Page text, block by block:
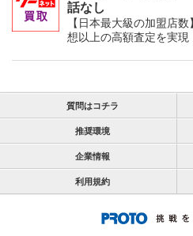
話なし
【日本最大級の加盟店
想以上の高額査定を実現
質問はコチラ
推奨環境
企業情報
利用規約